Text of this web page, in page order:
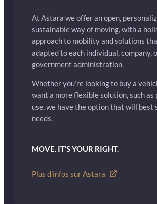
At Astara we offer an open,
sustainable way of moving, with a
approach to mobility and solutions
adapted to each individual, company,
government administration.
Whether you’re looking to buy a
want a more flexible solution, such as
use, we have the option that will best
needs.
MOVE. IT’S YOUR RIGHT.
Plus d'infos sur Astara